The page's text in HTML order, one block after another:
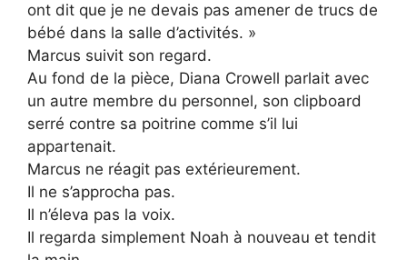
ont dit que je ne devais pas amener de trucs de
bébé dans la salle d’activités. »
Marcus suivit son regard.
Au fond de la pièce, Diana Crowell parlait avec
un autre membre du personnel, son clipboard
serré contre sa poitrine comme s’il lui
appartenait.
Marcus ne réagit pas extérieurement.
Il ne s’approcha pas.
Il n’éleva pas la voix.
Il regarda simplement Noah à nouveau et tendit